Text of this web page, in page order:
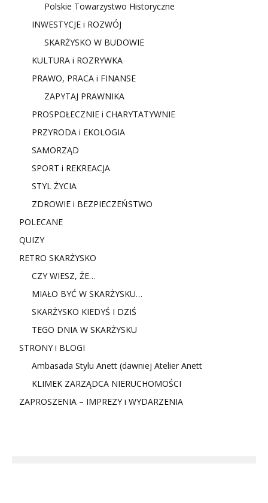
Polskie Towarzystwo Historyczne
INWESTYCJE i ROZWÓJ
SKARŻYSKO W BUDOWIE
KULTURA i ROZRYWKA
PRAWO, PRACA i FINANSE
ZAPYTAJ PRAWNIKA
PROSPOŁECZNIE i CHARYTATYWNIE
PRZYRODA i EKOLOGIA
SAMORZĄD
SPORT i REKREACJA
STYL ŻYCIA
ZDROWIE i BEZPIECZEŃSTWO
POLECANE
QUIZY
RETRO SKARŻYSKO
CZY WIESZ, ŻE…
MIAŁO BYĆ W SKARŻYSKU…
SKARŻYSKO KIEDYŚ I DZIŚ
TEGO DNIA W SKARŻYSKU
STRONY i BLOGI
Ambasada Stylu Anett (dawniej Atelier Anett
KLIMEK ZARZĄDCA NIERUCHOMOŚCI
ZAPROSZENIA – IMPREZY i WYDARZENIA